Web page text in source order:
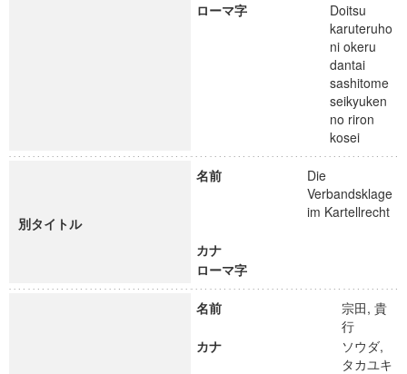
ローマ字
Doitsu
karuteruho
ni okeru
dantai
sashitome
seikyuken
no riron
kosei
別タイトル
名前
Die
Verbandsklage
im Kartellrecht
カナ
ローマ字
名前
宗田, 貴
行
カナ
ソウダ,
タカユキ